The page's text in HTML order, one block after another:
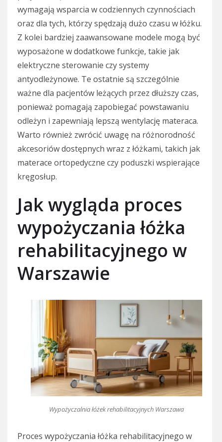
wymagają wsparcia w codziennych czynnościach
oraz dla tych, którzy spędzają dużo czasu w łóżku.
Z kolei bardziej zaawansowane modele mogą być
wyposażone w dodatkowe funkcje, takie jak
elektryczne sterowanie czy systemy
antyodleżynowe. Te ostatnie są szczególnie
ważne dla pacjentów leżących przez dłuższy czas,
ponieważ pomagają zapobiegać powstawaniu
odleżyn i zapewniają lepszą wentylację materaca.
Warto również zwrócić uwagę na różnorodność
akcesoriów dostępnych wraz z łóżkami, takich jak
materace ortopedyczne czy poduszki wspierające
kręgosłup.
Jak wygląda proces
wypożyczania łóżka
rehabilitacyjnego w
Warszawie
Wypożyczalnia łóżek rehabilitacyjnych Warszawa
Proces wypożyczania łóżka rehabilitacyjnego w